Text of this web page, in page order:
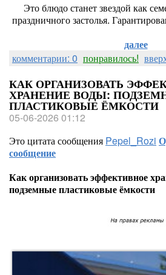
Это блюдо станет звездой как
праздничного застолья.
далее
комментарии: 0 понравилось!
КАК ОРГАНИЗОВАТЬ
ХРАНЕНИЕ ВОДЫ:
ПЛАСТИКОВЫЕ ЁМКОСТИ
05-06-2026 01:12
Это цитата сообщения Pepel_Rozi
сообщение
Как организовать эффективное
подземные пластиковые ёмкости